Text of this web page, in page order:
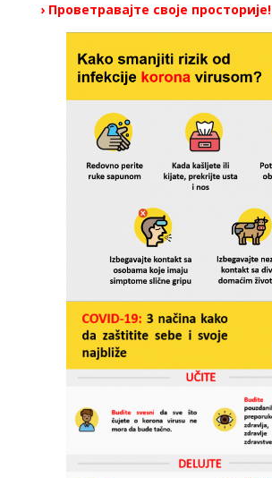
› Проветравајте своје просторије!